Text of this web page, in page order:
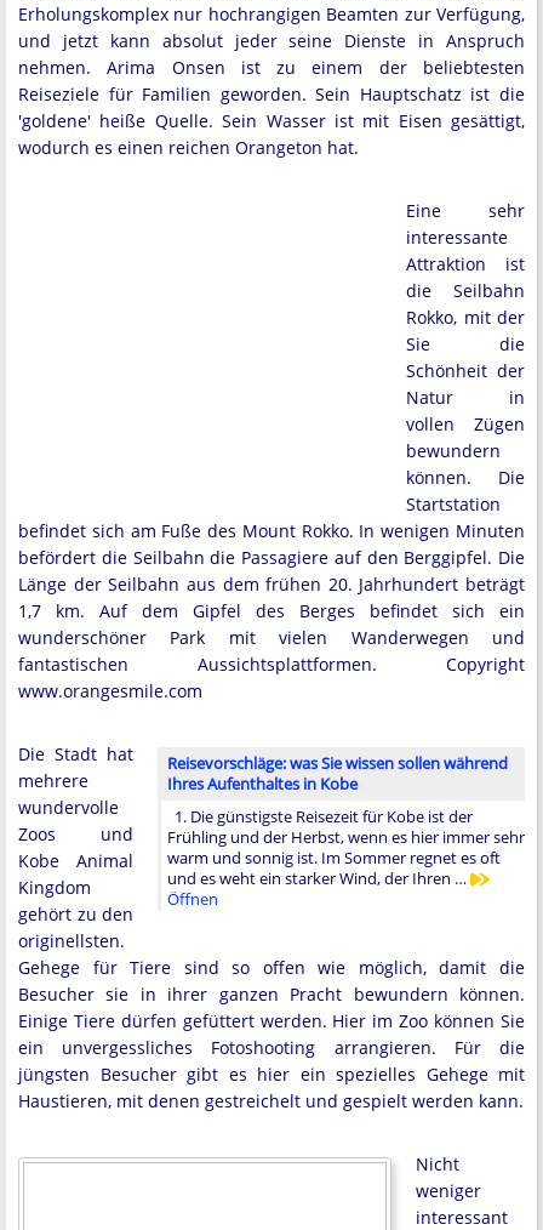
Erholungskomplex nur hochrangigen Beamten zur Verfügung,
und jetzt kann absolut jeder seine Dienste in Anspruch
nehmen. Arima Onsen ist zu einem der beliebtesten
Reiseziele für Familien geworden. Sein Hauptschatz ist die
'goldene' heiße Quelle. Sein Wasser ist mit Eisen gesättigt,
wodurch es einen reichen Orangeton hat.
Eine sehr
interessante
Attraktion ist
die Seilbahn
Rokko, mit der
Sie die
Schönheit der
Natur in
vollen Zügen
bewundern
können. Die
Startstation
befindet sich am Fuße des Mount Rokko. In wenigen Minuten
befördert die Seilbahn die Passagiere auf den Berggipfel. Die
Länge der Seilbahn aus dem frühen 20. Jahrhundert beträgt
1,7 km. Auf dem Gipfel des Berges befindet sich ein
wunderschöner Park mit vielen Wanderwegen und
fantastischen Aussichtsplattformen. Copyright
www.orangesmile.com
Reisevorschläge: was Sie wissen sollen während
Ihres Aufenthaltes in Kobe
1. Die günstigste Reisezeit für Kobe ist der
Frühling und der Herbst, wenn es hier immer sehr
warm und sonnig ist. Im Sommer regnet es oft
und es weht ein starker Wind, der Ihren …
Öffnen
Die Stadt hat
mehrere
wundervolle
Zoos und
Kobe Animal
Kingdom
gehört zu den
originellsten.
Gehege für Tiere sind so offen wie möglich, damit die
Besucher sie in ihrer ganzen Pracht bewundern können.
Einige Tiere dürfen gefüttert werden. Hier im Zoo können Sie
ein unvergessliches Fotoshooting arrangieren. Für die
jüngsten Besucher gibt es hier ein spezielles Gehege mit
Haustieren, mit denen gestreichelt und gespielt werden kann.
Nicht
weniger
interessant